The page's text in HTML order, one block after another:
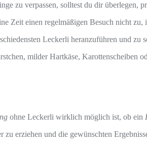
zu verpassen, solltest du dir überlegen,
Zeit einen regelmäßigen Besuch nicht zu,
Leckerli heranzuführen und zu
milder Hartkäse, Karottenscheiben
ohne Leckerli wirklich möglich ist, ob ein
zu erziehen und die gewünschten